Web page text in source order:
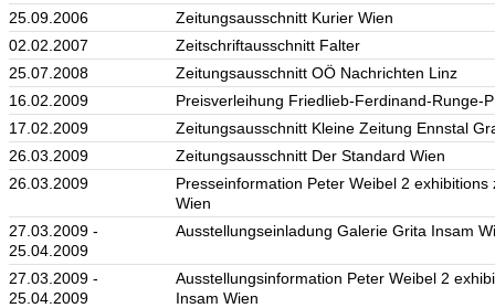
25.09.2006
Zeitungsausschnitt Kurier Wien
02.02.2007
Zeitschriftausschnitt Falter
25.07.2008
Zeitungsausschnitt OÖ Nachrichten Linz
16.02.2009
Preisverleihung Friedlieb-Ferdinand-Runge-
17.02.2009
Zeitungsausschnitt Kleine Zeitung Ennstal
26.03.2009
Zeitungsausschnitt Der Standard Wien
26.03.2009
Presseinformation Peter Weibel 2
Wien
27.03.2009 -
25.04.2009
Ausstellungseinladung Galerie Grita Insam
27.03.2009 -
25.04.2009
Ausstellungsinformation Peter Weibel 2
Insam Wien